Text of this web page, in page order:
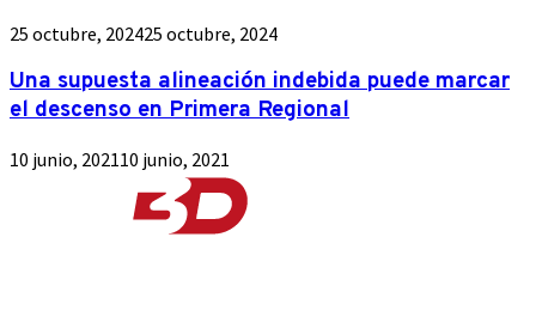
25 octubre, 202425 octubre, 2024
Una supuesta alineación indebida puede marcar
el descenso en Primera Regional
10 junio, 202110 junio, 2021